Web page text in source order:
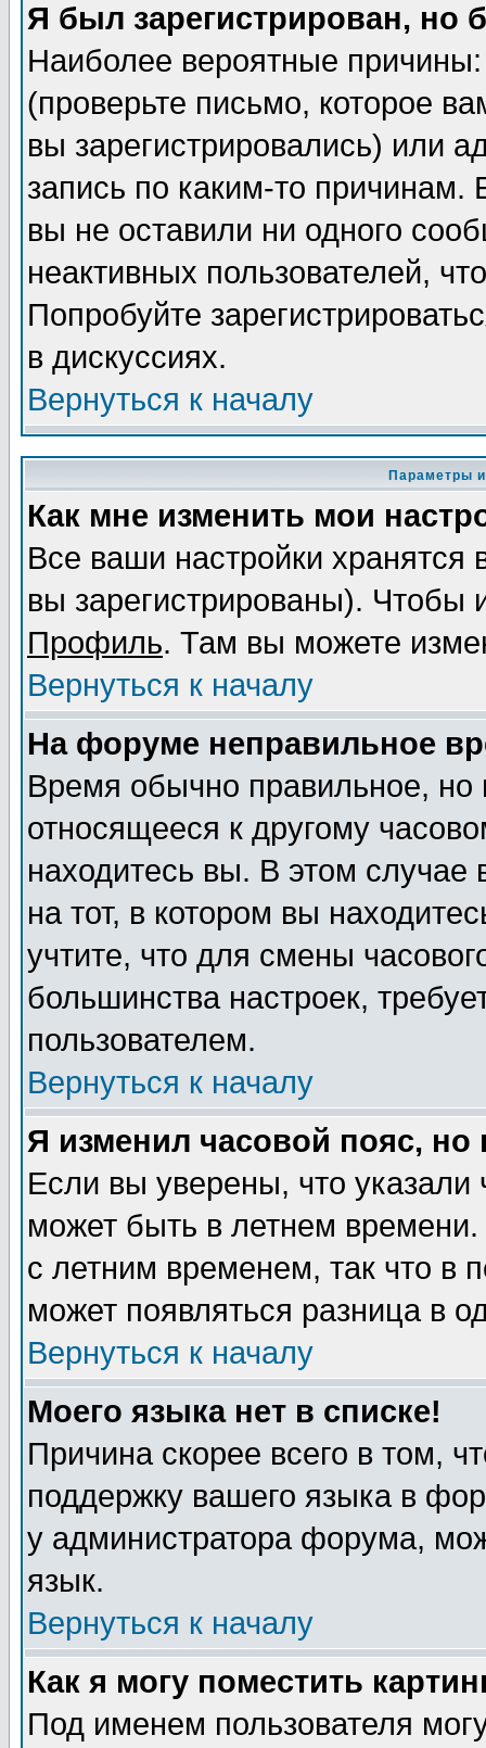
Я был зарегистрирован, но
Наиболее вероятные
(проверьте письмо, которое
вы зарегистрировались) или
запись по каким-то причинам.
вы не оставили ни одного
неактивных пользователей,
Попробуйте
в дискуссиях.
Вернуться к началу
Параметры
Как мне изменить мои
Все ваши настройки хранятся
вы зарегистрированы). Чтобы
Профиль. Там вы можете
Вернуться к началу
На форуме неправильное
Время обычно правильное,
относящееся к другому
находитесь вы. В этом
на тот, в котором вы
учтите, что для смены
большинства настроек,
пользователем.
Вернуться к началу
Я изменил часовой пояс,
Если вы уверены, что указали
может быть в летнем
с летним временем, так что в
может появляться разница в
Вернуться к началу
Моего языка нет в списке!
Причина скорее всего в том,
поддержку вашего языка в
у администратора форума,
язык.
Вернуться к началу
Как я могу поместить
Под именем пользователя